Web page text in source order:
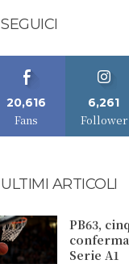
SEGUICI
20,616
Fans
6,261
Follower
ULTIMI ARTICOLI
PB63,
Serie A1